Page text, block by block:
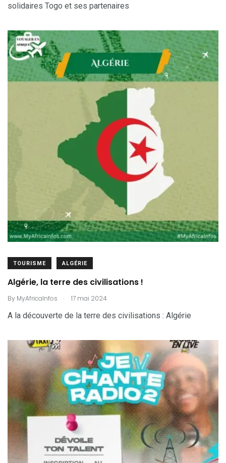
solidaires Togo et ses partenaires
TOURISME ALGÉRIE
Algérie, la terre des civilisations !
By MyAfricaInfos . 17 mai 2024
A la découverte de la terre des civilisations : Algérie